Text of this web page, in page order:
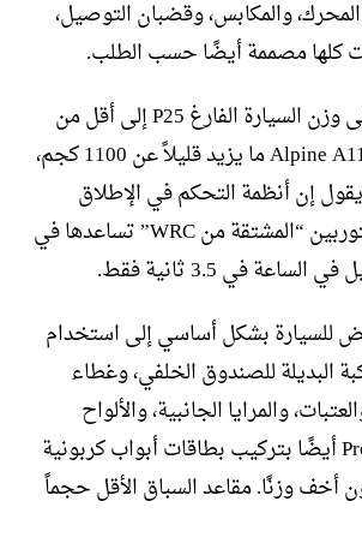
والمكابس، وقضبان التوصيل،
كلها مصممة أيضًا حسب الطلب.
حافظ Prodrive على وزن السيارة الفارغ P25 إلى أقل من
1200 كجم (يزن Alpine A110 ما يزيد قليلاً عن 1100 كجم،
إن أنظمة التحكم في الإطلاق
والمضادة للتأخر التوربين “المشتقة من WRC” تساعدها في
للسيارة بشكل أساسي إلى استخدام
البديلة للصندوق الخلفي، وغطاء
والمرايا الجانبية، والألواح
الربعية. قام Prodrive أيضًا بتركيب بطاقات أبواب كربونية
أخف وزنًا. مقاعد السباق الأقل حجماً